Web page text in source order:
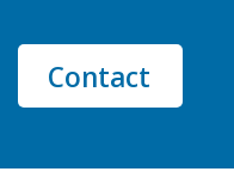
Contact